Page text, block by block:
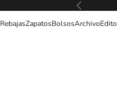
Anterior
RebajasZapatosBolsosArchivo